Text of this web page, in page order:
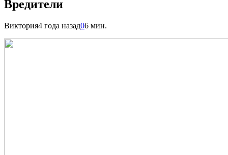
Вредители
Виктория4 года назад06 мин.